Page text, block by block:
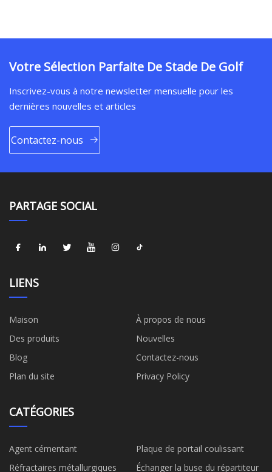
Votre Sélection Parfaite De Stade De Golf
Inscrivez-vous à notre newsletter mensuelle pour les
dernières nouvelles et articles
Contactez-nous
PARTAGE SOCIAL
LIENS
Maison
À propos de nous
Des produits
Nouvelles
Blog
Contactez-nous
Plan du site
Privacy Policy
CATÉGORIES
Agent cémentant
Plaque de portail coulissant
Réfractaires métallurgiques
Échanger la buse du répartiteur